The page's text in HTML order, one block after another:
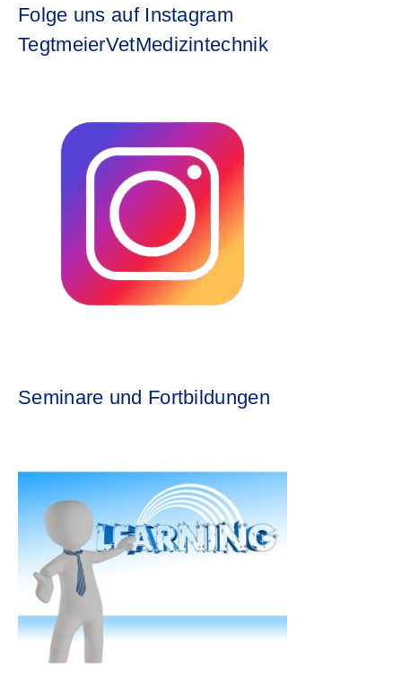
Folge uns auf Instagram
TegtmeierVetMedizintechnik
Seminare und Fortbildungen